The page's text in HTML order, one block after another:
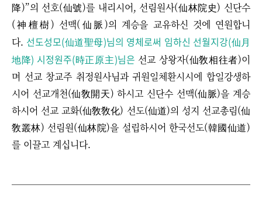
降)”의 선호(仙號)를 내리시어, 선림원사(仙林院史) 신단수
(神檀樹) 선맥(仙脈)의 계승을 교유하신 것에 연원합니
다. 선도성모(仙道聖母)님의 영체로써 임하신 선월지강(仙月
地降) 시정원주(時正原主)님은 선교 상왕자(仙敎相往者)이
며 선교 창교주 취정원사님과 귀원일체환시시에 합일강생하
시어 선교개천(仙敎開天) 하시고 신단수 선맥(仙脈)을 계승
하시어 선교 교화(仙敎敎化) 선도(仙道)의 성지 선교총림(仙
敎叢林) 선림원(仙林院)을 설립하시어 한국선도(韓國仙道)
를 이끌고 계십니다.